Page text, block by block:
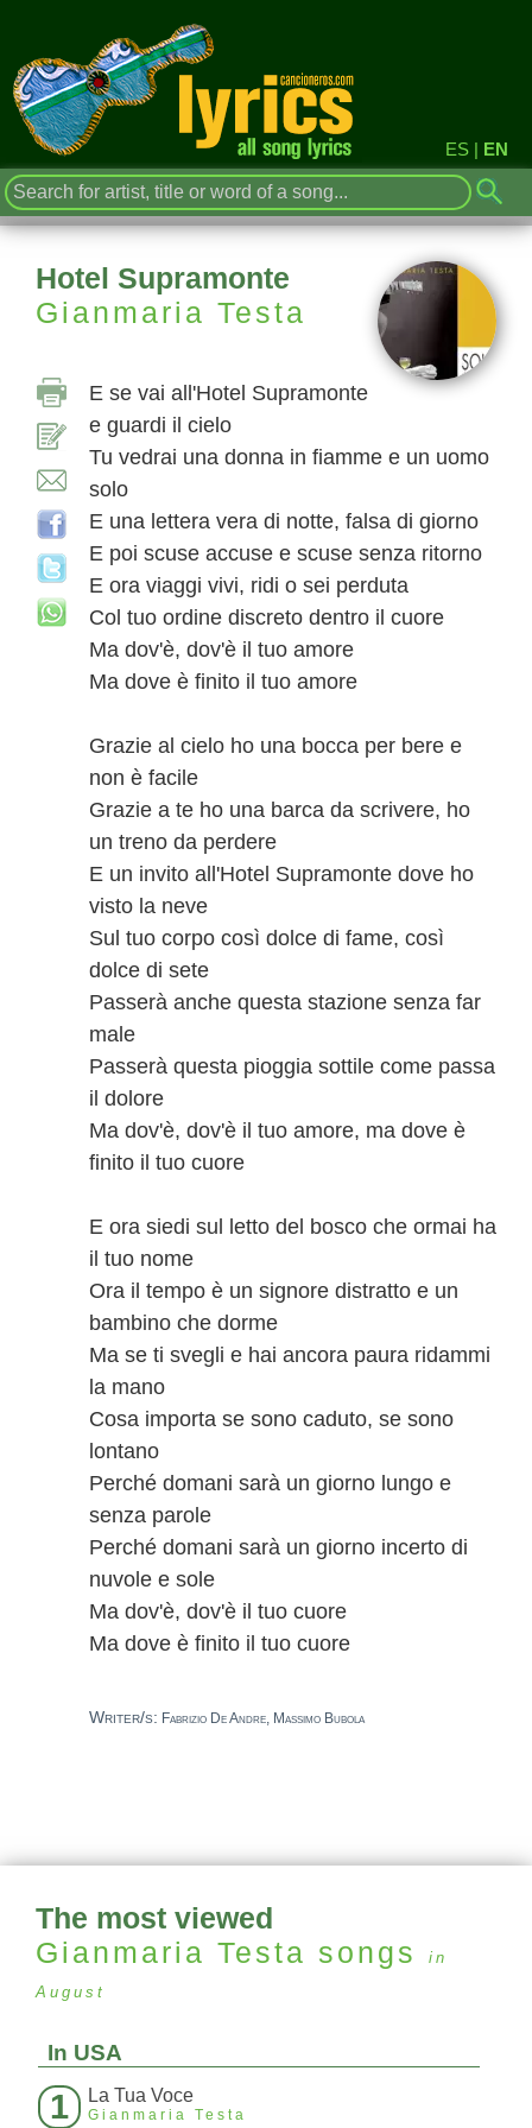
ES | EN
Hotel Supramonte
Gianmaria Testa
E se vai all'Hotel Supramonte
e guardi il cielo
Tu vedrai una donna in fiamme e un uomo
solo
E una lettera vera di notte, falsa di giorno
E poi scuse accuse e scuse senza ritorno
E ora viaggi vivi, ridi o sei perduta
Col tuo ordine discreto dentro il cuore
Ma dov'è, dov'è il tuo amore
Ma dove è finito il tuo amore
Grazie al cielo ho una bocca per bere e
non è facile
Grazie a te ho una barca da scrivere, ho
un treno da perdere
E un invito all'Hotel Supramonte dove ho
visto la neve
Sul tuo corpo così dolce di fame, così
dolce di sete
Passerà anche questa stazione senza far
male
Passerà questa pioggia sottile come passa
il dolore
Ma dov'è, dov'è il tuo amore, ma dove è
finito il tuo cuore
E ora siedi sul letto del bosco che ormai ha
il tuo nome
Ora il tempo è un signore distratto e un
bambino che dorme
Ma se ti svegli e hai ancora paura ridammi
la mano
Cosa importa se sono caduto, se sono
lontano
Perché domani sarà un giorno lungo e
senza parole
Perché domani sarà un giorno incerto di
nuvole e sole
Ma dov'è, dov'è il tuo cuore
Ma dove è finito il tuo cuore
Writer/s: Fabrizio De Andre, Massimo Bubola
The most viewed
Gianmaria Testa songs
in
August
In USA
1 La Tua Voce
Gianmaria Testa